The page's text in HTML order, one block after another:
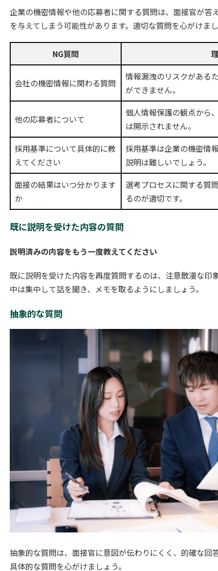
企業の機密情報や他の応募者に関する質問は、面接官が答
を与えてしまう可能性があります。適切な質問を心がけま
NG質問
会社の機密情報に関わる質問
情報漏洩のリスクがある
ができません。
他の応募者について
個人情報保護の観点から
は開示されません。
採用基準について具体的に教
えてください
採用基準は企業の機密情
説明は難しいでしょう。
面接の結果はいつ分かります
か
選考プロセスに関する質
るのが適切です。
既に説明を受けた内容の質問
説明済みの内容をもう一度教えてください
既に説明を受けた内容を再度質問するのは、注意散漫な印
中は集中して話を聞き、メモを取るようにしましょう。
抽象的な質問
抽象的な質問は、面接官に意図が伝わりにくく、的確な回
具体的な質問を心がけましょう。